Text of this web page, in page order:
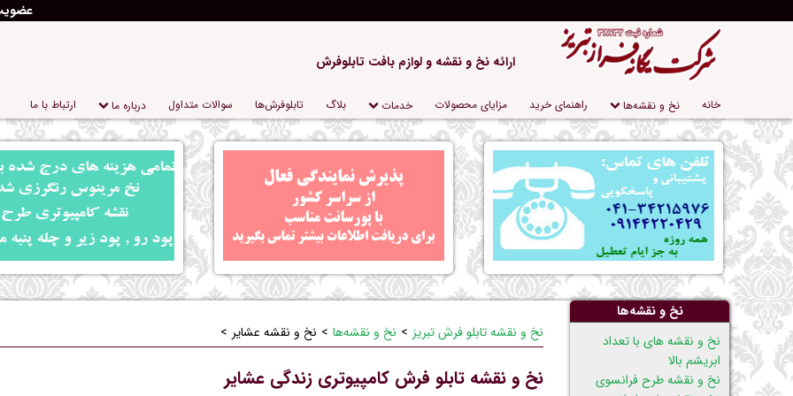
ارائه نخ و نقشه و لوازم بافت تابلوفرش
پریدن
از
ناوبری
خانه نخ و نقشه‌ها راهنمای خرید مزایای محصولات خدمات بلاگ تابلو‌فرش‌ها سوالات متداول درباره‌ ما ارتباط با ما
نخ و نقشه تابلو فرش تبریز نخ و نقشه‌ها نخ و نقشه عشایر
نخ و نقشه تابلو فرش کامپیوتری زندگی عشایر
نخ و نقشه‌ها
پریدن
ناوبری
نخ و نقشه های با تعداد
ابریشم بالا
نخ و نقشه طرح فرانسوی